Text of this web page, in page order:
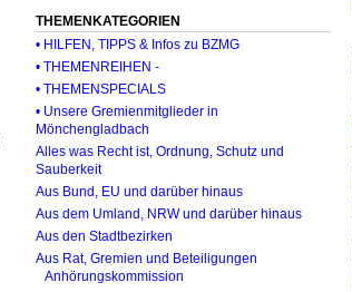
THEMENKATEGORIEN
• HILFEN, TIPPS & Infos zu BZMG
• THEMENREIHEN -
• THEMENSPECIALS
• Unsere Gremienmitglieder in
Mönchengladbach
Alles was Recht ist, Ordnung, Schutz und
Sauberkeit
Aus Bund, EU und darüber hinaus
Aus dem Umland, NRW und darüber hinaus
Aus den Stadtbezirken
Aus Rat, Gremien und Beteiligungen
Anhörungskommission